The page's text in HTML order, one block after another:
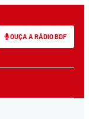
OUÇA A RÁDIO BDF